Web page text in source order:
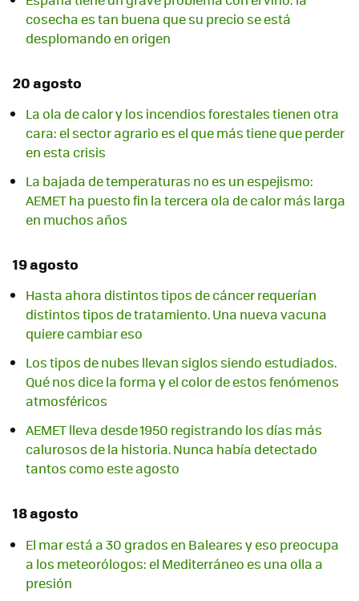
cosecha es tan buena que su precio se está
desplomando en origen
20 agosto
La ola de calor y los incendios forestales tienen otra
cara: el sector agrario es el que más tiene que perder
en esta crisis
La bajada de temperaturas no es un espejismo:
AEMET ha puesto fin la tercera ola de calor más larga
en muchos años
19 agosto
Hasta ahora distintos tipos de cáncer requerían
distintos tipos de tratamiento. Una nueva vacuna
quiere cambiar eso
Los tipos de nubes llevan siglos siendo estudiados.
Qué nos dice la forma y el color de estos fenómenos
atmosféricos
AEMET lleva desde 1950 registrando los días más
calurosos de la historia. Nunca había detectado
tantos como este agosto
18 agosto
El mar está a 30 grados en Baleares y eso preocupa
a los meteorólogos: el Mediterráneo es una olla a
presión